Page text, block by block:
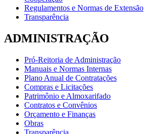
Regulamentos e Normas de Extensão
Transparência
ADMINISTRAÇÃO
Pró-Reitoria de Administração
Manuais e Normas Internas
Plano Anual de Contratações
Compras e Licitações
Patrimônio e Almoxarifado
Contratos e Convênios
Orçamento e Finanças
Obras
Transparência